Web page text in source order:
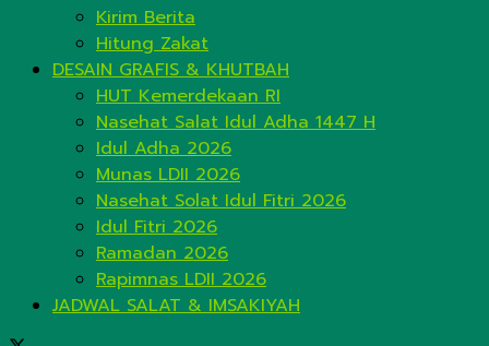
Kirim Berita
Hitung Zakat
DESAIN GRAFIS & KHUTBAH
HUT Kemerdekaan RI
Nasehat Salat Idul Adha 1447 H
Idul Adha 2026
Munas LDII 2026
Nasehat Solat Idul Fitri 2026
Idul Fitri 2026
Ramadan 2026
Rapimnas LDII 2026
JADWAL SALAT & IMSAKIYAH